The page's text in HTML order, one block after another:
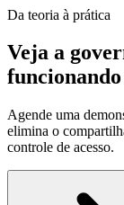
Da teoria à prática
Veja a
Agende uma
elimina o
controle de acesso.